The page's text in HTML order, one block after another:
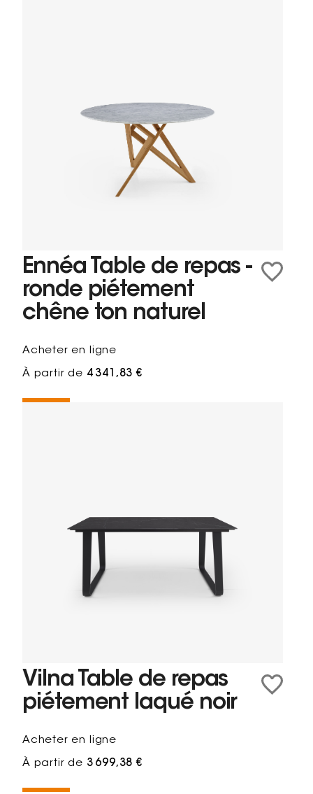
Ennéa Table de repas -
ronde piétement
chêne ton naturel
Acheter en ligne
À partir de 4 341,83 €
Vilna Table de repas
piétement laqué noir
Acheter en ligne
À partir de 3 699,38 €